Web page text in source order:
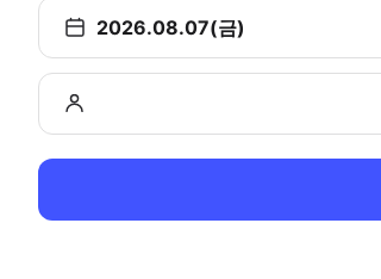
2026.08.07(금)